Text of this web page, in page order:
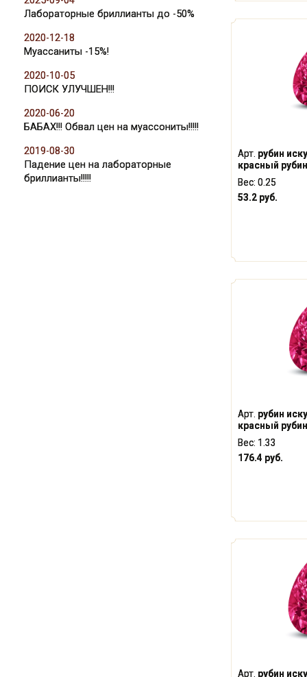
Арт. рубин
красный
Вес: 0.25
53.2 руб.
Арт. рубин
красный
Вес: 1.33
176.4 руб.
Арт. рубин
Лабораторные бриллианты до -50%
2020-12-18
Муассаниты -15%!
2020-10-05
ПОИСК УЛУЧШЕН!!!
2020-06-20
БАБАХ!!! Обвал цен на муассониты!!!!!
2019-08-30
Падение цен на лабораторные
бриллианты!!!!!